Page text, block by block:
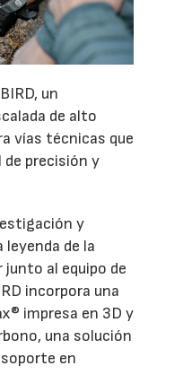
un
de alto
vías técnicas que
de precisión y
y
leyenda de la
junto al equipo de
incorpora una
impresa en 3D y
una solución
en